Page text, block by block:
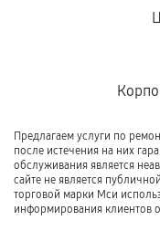
Предлагаем услуги по
после истечения на них
обслуживания является
сайте не является
торговой марки Мси
информирования клиентов